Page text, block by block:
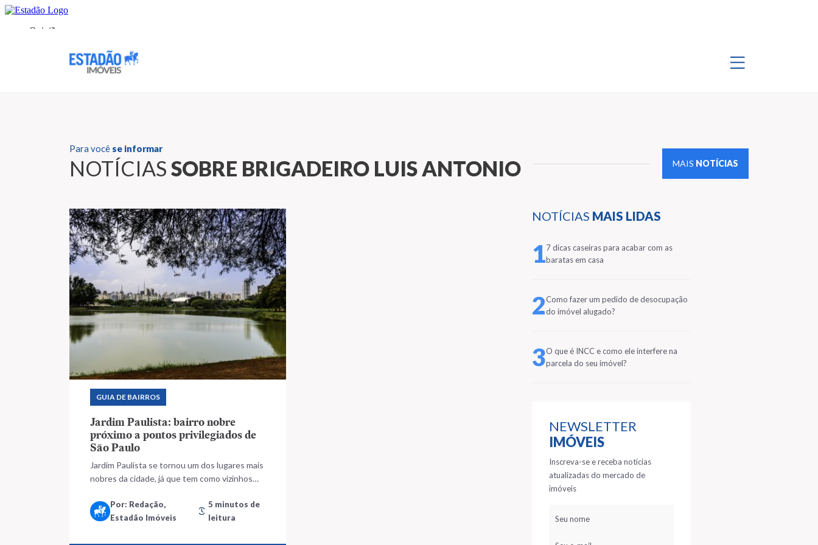
Para você se informar
NOTÍCIASSOBRE BRIGADEIRO LUIS ANTONIO MAIS NOTÍCIAS
NOTÍCIAS MAIS LIDAS
17 dicas caseiras para acabar com as
baratas em casa
2Como fazer um pedido de desocupação
do imóvel alugado?
3O que é INCC e como ele interfere na
parcela do seu imóvel?
NEWSLETTER
IMÓVEIS
Inscreva-se e receba notícias
atualizadas do mercado de
imóveis
GUIA DE BAIRROS
Jardim Paulista: bairro nobre
próximo a pontos privilegiados de
São Paulo
Jardim Paulista se tornou um dos lugares mais
nobres da cidade, já que tem como vizinhos
Paraíso, Itaim Bibi, Jardim Europa e Vila Nova
Conceição
Por: Redação,
Estadão Imóveis
5 minutos de
leitura